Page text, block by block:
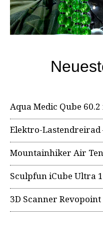
Aqua Medic Qube
Elektro-Lastendreirad
Mountainhiker Air
Sculpfun iCube Ultra
3D Scanner Revopoint